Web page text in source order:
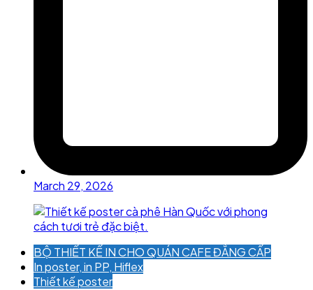
March 29, 2026
BỘ THIẾT KẾ IN CHO QUÁN CAFE ĐẲNG CẤP
In poster, in PP, Hiflex
Thiết kế poster